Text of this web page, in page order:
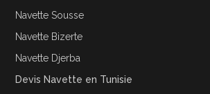
Navette Sousse
Navette Bizerte
Navette Djerba
Devis Navette en Tunisie